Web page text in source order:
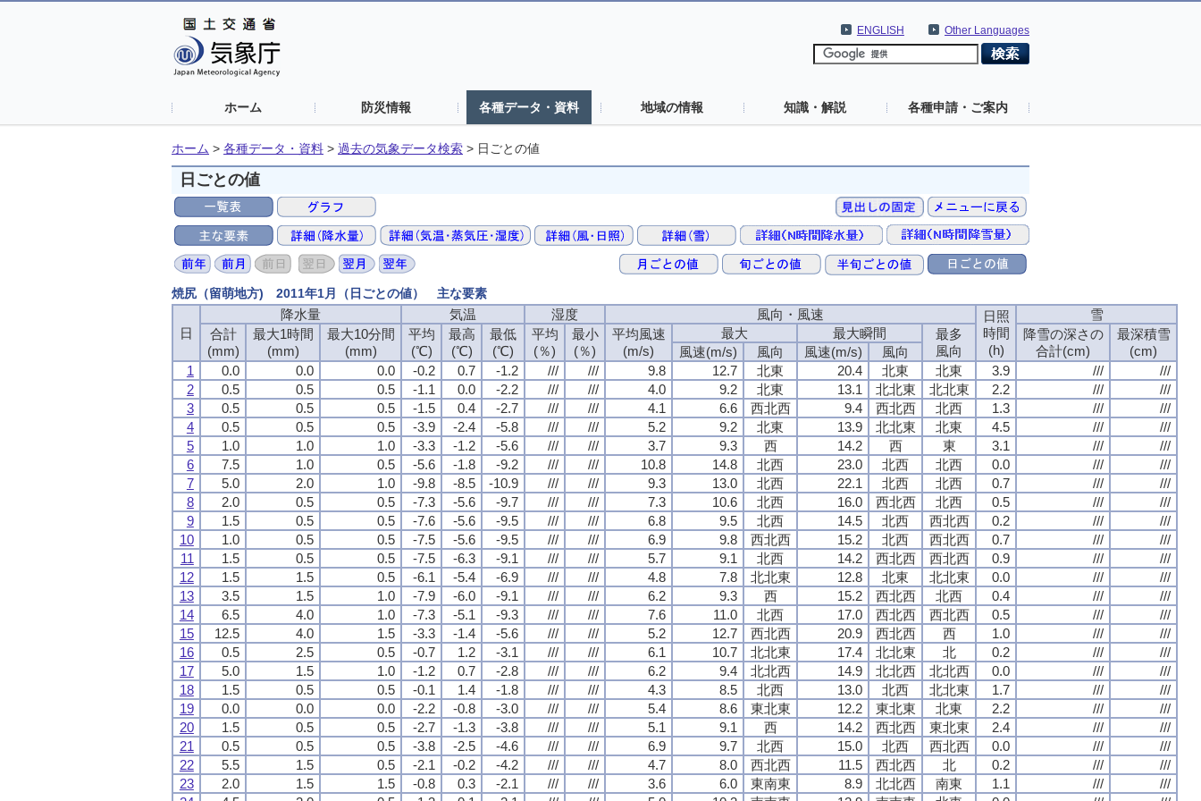
Other Languages
ENGLISH
ホーム 防災情報 各種データ・資料 地域の情報 知識・解説 各種申請・ご案内
ホーム > 各種データ・資料 > 過去の気象データ検索 > 日ごとの値
日ごとの値
焼尻（留萌地方) 2011年1月（日ごとの値） 主な要素
日
降水量 気温 湿度 風向・風速
日照
時間
(h)
雪
合計
(mm)
最大1時間
(mm)
最大10分間
(mm)
平均
(℃)
最高
(℃)
最低
(℃)
平均
(％)
最小
(％)
平均風速
(m/s)
最大 最大瞬間
最多
風向
降雪の深さの
合計(cm)
最深積雪
(cm)
風速(m/s) 風向 風速(m/s)
風向
1
0.0 0.0 0.0 -0.2 0.7 -1.2 /// /// 9.8 12.7 北東 20.4 北東 北東 3.9 ///
///
2
0.5 0.5 0.5 -1.1 0.0 -2.2 /// /// 4.0 9.2 北東 13.1 北北東 北北東 2.2 ///
///
3
0.5 0.5 0.5 -1.5 0.4 -2.7 /// /// 4.1 6.6 西北西 9.4 西北西 北西 1.3 ///
///
4
0.5 0.5 0.5 -3.9 -2.4 -5.8 /// /// 5.2 9.2 北東 13.9 北北東 北東 4.5 ///
///
5
1.0 1.0 1.0 -3.3 -1.2 -5.6 /// /// 3.7 9.3 西 14.2 西 東 3.1 ///
///
6
7.5 1.0 0.5 -5.6 -1.8 -9.2 /// /// 10.8 14.8 北西 23.0 北西 北西 0.0 ///
///
7
5.0 2.0 1.0 -9.8 -8.5 -10.9 /// /// 9.3 13.0 北西 22.1 北西 北西 0.7 ///
///
8
2.0 0.5 0.5 -7.3 -5.6 -9.7 /// /// 7.3 10.6 北西 16.0 西北西 北西 0.5 ///
///
9
1.5 0.5 0.5 -7.6 -5.6 -9.5 /// /// 6.8 9.5 北西 14.5 北西 西北西 0.2 ///
///
10
1.0 0.5 0.5 -7.5 -5.6 -9.5 /// /// 6.9 9.8 西北西 15.2 北西 西北西 0.7 ///
///
11
1.5 0.5 0.5 -7.5 -6.3 -9.1 /// /// 5.7 9.1 北西 14.2 西北西 西北西 0.9 ///
///
12
1.5 1.5 0.5 -6.1 -5.4 -6.9 /// /// 4.8 7.8 北北東 12.8 北東 北北東 0.0 ///
///
13
3.5 1.5 1.0 -7.9 -6.0 -9.1 /// /// 6.2 9.3 西 15.2 西北西 北西 0.4 ///
///
14
6.5 4.0 1.0 -7.3 -5.1 -9.3 /// /// 7.6 11.0 北西 17.0 西北西 西北西 0.5 ///
///
15
12.5 4.0 1.5 -3.3 -1.4 -5.6 /// /// 5.2 12.7 西北西 20.9 西北西 西 1.0 ///
///
16
0.5 2.5 0.5 -0.7 1.2 -3.1 /// /// 6.1 10.7 北北東 17.4 北北東 北 0.2 ///
///
17
5.0 1.5 1.0 -1.2 0.7 -2.8 /// /// 6.2 9.4 北北西 14.9 北北西 北北西 0.0 ///
///
18
1.5 0.5 0.5 -0.1 1.4 -1.8 /// /// 4.3 8.5 北西 13.0 北西 北北東 1.7 ///
///
19
0.0 0.0 0.0 -2.2 -0.8 -3.0 /// /// 5.4 8.6 東北東 12.2 東北東 北東 2.2 ///
///
20
1.5 0.5 0.5 -2.7 -1.3 -3.8 /// /// 5.1 9.1 西 14.2 西北西 東北東 2.4 ///
///
21
0.5 0.5 0.5 -3.8 -2.5 -4.6 /// /// 6.9 9.7 北西 15.0 北西 西北西 0.0 ///
///
22
5.5 1.5 0.5 -2.1 -0.2 -4.2 /// /// 4.7 8.0 西北西 11.5 西北西 北 0.2 ///
///
23
2.0 1.5 1.5 -0.8 0.3 -2.1 /// /// 3.6 6.0 東南東 8.9 北北西 南東 1.1 ///
///